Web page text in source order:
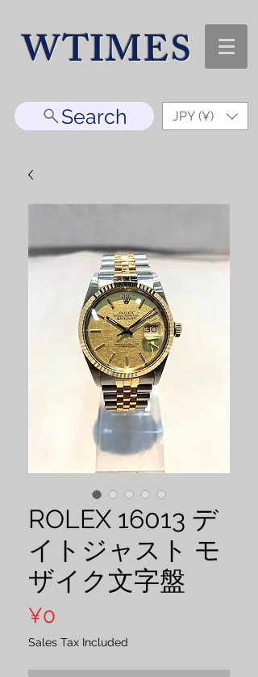
WTIMES
Search JPY (¥)
ROLEX 16013 デ
イトジャスト モ
ザイク文字盤
¥0
Sales Tax Included